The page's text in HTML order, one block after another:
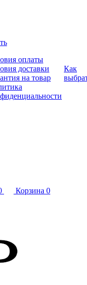
оплаты
доставки
на товар
Как
Корзина 0